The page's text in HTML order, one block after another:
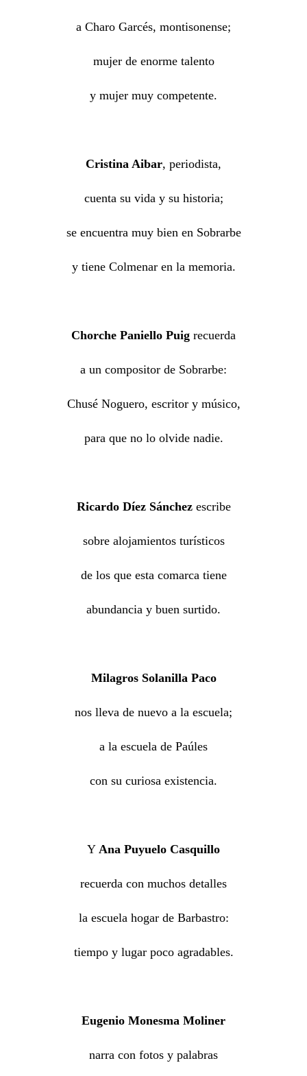
a Charo Garcés, montisonense;
mujer de enorme talento
y mujer muy competente.
Cristina Aibar, periodista,
cuenta su vida y su historia;
se encuentra muy bien en Sobrarbe
y tiene Colmenar en la memoria.
Chorche Paniello Puig recuerda
a un compositor de Sobrarbe:
Chusé Noguero, escritor y músico,
para que no lo olvide nadie.
Ricardo Díez Sánchezescribe
sobre alojamientos turísticos
de los que esta comarca tiene
abundancia y buen surtido.
Milagros Solanilla Paco
nos lleva de nuevo a la escuela;
a la escuela de Paúles
con su curiosa existencia.
Y Ana Puyuelo Casquillo
recuerda con muchos detalles
la escuela hogar de Barbastro:
tiempo y lugar poco agradables.
Eugenio Monesma Moliner
narra con fotos y palabras